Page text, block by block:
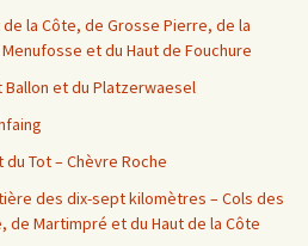
la Côte, de Grosse Pierre, de la
et du Haut de Fouchure
et du Platzerwaesel
Tot – Chèvre Roche
des dix-sept kilomètres – Cols des
de Martimpré et du Haut de la Côte